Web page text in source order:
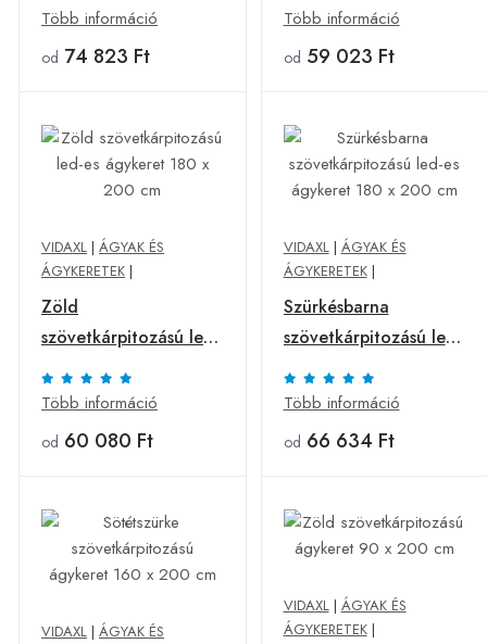
Több információ
od 74 823 Ft
cm
Több információ
od 59 023 Ft
VIDAXL | ÁGYAK ÉS
ÁGYKERETEK |
Zöld
szövetkárpitozású led-
es ágykeret 180 x 200
cm
Több információ
od 60 080 Ft
VIDAXL| ÁGYAK ÉS
ÁGYKERETEK|
Szürkésbarna
szövetkárpitozású led-
es ágykeret 180 x 200
cm
Több információ
od 66 634 Ft
VIDAXL | ÁGYAK ÉS
VIDAXL| ÁGYAK ÉS
ÁGYKERETEK|